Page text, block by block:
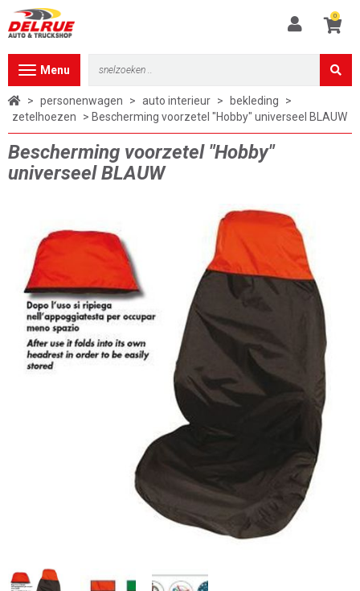
0
Toggle
Menu
> personenwagen > auto interieur > bekleding
>
zetelhoezen
> Bescherming voorzetel "Hobby" universeel BLAUW
Bescherming voorzetel "Hobby"
universeel BLAUW